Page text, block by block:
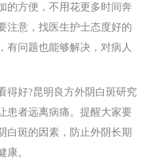
的方便，不用花更多时间奔
注意，找医生护士态度好的
有问题也能够解决，对病人
得好?昆明良方外阴白斑研究
患者远离病痛。提醒大家要
白斑的因素，防止外阴长期
康。